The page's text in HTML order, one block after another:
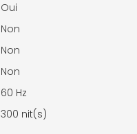
Oui
Non
Non
Non
60 Hz
300 nit(s)